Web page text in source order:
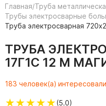
Главная/Труба
Трубы электросварные
Труба электросварная
ТРУБА
17Г1С 12 М
183 человек(а)
★★★★★(5.0)